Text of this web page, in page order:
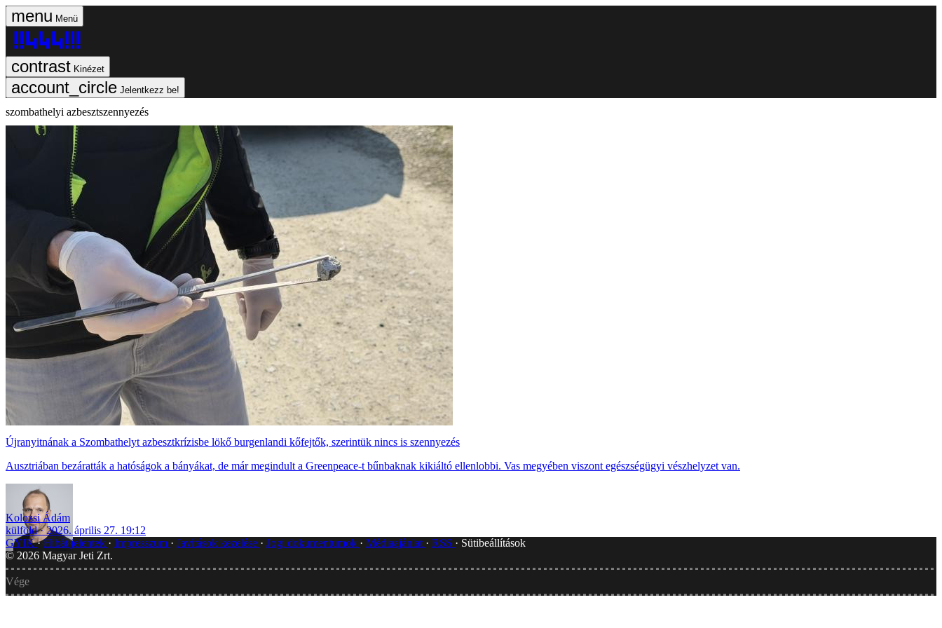
Menü
Kinézet
Jelentkezz be!
szombathelyi azbesztszennyezés
Újranyitnának a Szombathelyt azbesztkrízisbe lökő burgenlandi kőfejtők, szerintük nincs is szennyezés
Ausztriában bezáratták a hatóságok a bányákat, de már megindult a Greenpeace-t bűnbaknak kikiáltó ellenlobbi. Vas megyében viszont egészségügyi vészhelyzet van.
Kolozsi Ádám
külföld
2026. április 27. 19:12
GYIK Hibát jelentek Impresszum Javítások kezelése Jogi dokumentumok Médiaajánlat RSS
Sütibeállítások
© 2026 Magyar Jeti Zrt.
Vége